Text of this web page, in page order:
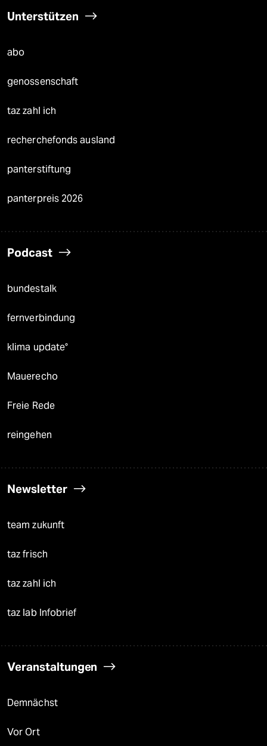
Unterstützen
abo
genossenschaft
taz zahl ich
recherchefonds ausland
panterstiftung
panterpreis 2026
Podcast
bundestalk
fernverbindung
klima update°
Mauerecho
Freie Rede
reingehen
Newsletter
team zukunft
taz frisch
taz zahl ich
taz lab Infobrief
Veranstaltungen
Demnächst
Vor Ort